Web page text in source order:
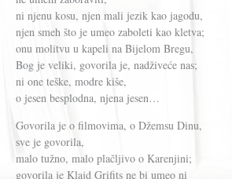
ni njenu kosu, njen mali jezik kao jagodu,
njen smeh što je umeo zaboleti kao kletva;
onu molitvu u kapeli na Bijelom Bregu,
Bog je veliki, govorila je, nadživeće nas;
ni one teške, modre kiše,
o jesen besplodna, njena jesen…
Govorila je o filmovima, o Džemsu Dinu,
sve je govorila,
malo tužno, malo plačljivo o Karenjini;
govorila je Klajd Grifits ne bi umeo ni